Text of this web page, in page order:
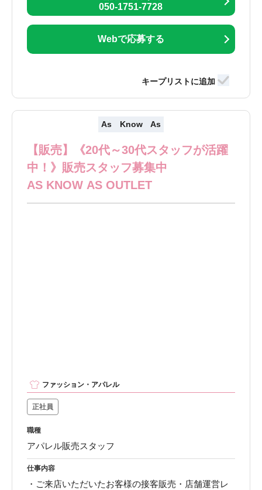
050-1751-7728
Webで応募する
As Know As
【販売】《20代～30代スタッフが活躍
中！》販売スタッフ募集中
AS KNOW AS OUTLET
ファッション・アパレル
正社員
職種
アパレル販売スタッフ
仕事内容
・ご来店いただいたお客様の接客販売・店舗運営レ